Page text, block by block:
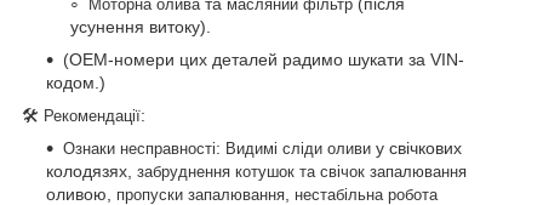
Моторна олива масляний фільтр
усунення витоку).
(OEM-номери цих деталей радимо шукати за VIN-
кодом.)
🛠 Рекомендації:
Ознаки несправності: Видимі сліди оливи у свічкових
колодязях, забруднення котушок та свічок запалювання
оливою, пропуски запалювання нестабільна робота